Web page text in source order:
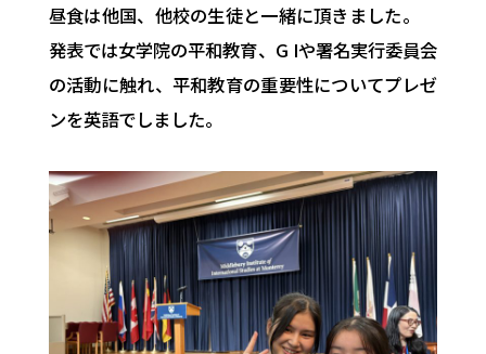
昼食は他国、 他校の生徒と一緒に頂きました。
発表では女学院の平和教育、G Iや署名実行委員会
の活動に触れ、 平和教育の重要性についてプレゼ
ンを英語でしました。